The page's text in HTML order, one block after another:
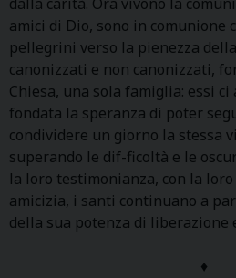
amici di Dio, sono in comunione
pellegrini verso la pienezza
canonizzati e non canonizzati,
Chiesa, una sola famiglia: essi ci
fondata la speranza di poter
condividere un giorno la stessa
superando le dif-ficoltà e le
la loro testimonianza, con la
amicizia, i santi continuano a
della sua potenza di liberazione
♦